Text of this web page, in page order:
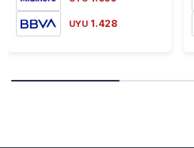
UYU 1.428